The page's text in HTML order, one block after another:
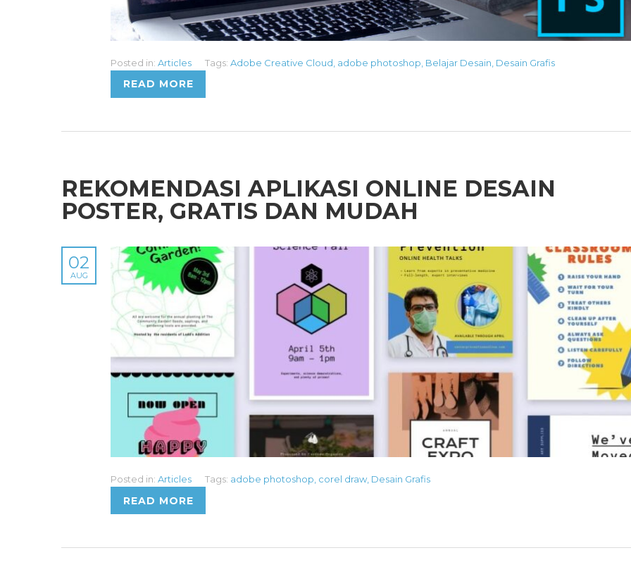
Posted in: Articles Tags: Adobe Creative Cloud adobe photoshop Belajar Desain Desain Grafis
READ MORE
REKOMENDASI APLIKASI ONLINE DESAIN
POSTER, GRATIS DAN MUDAH
02
AUG
Posted in: Articles Tags: adobe photoshop corel draw, Desain Grafis
READ MORE